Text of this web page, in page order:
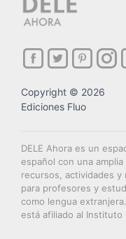
Copyright © 2026
Ediciones Fluo
DELE Ahora es un
español con una
recursos, actividades y
para profesores y
como lengua
está afiliado al Instituto